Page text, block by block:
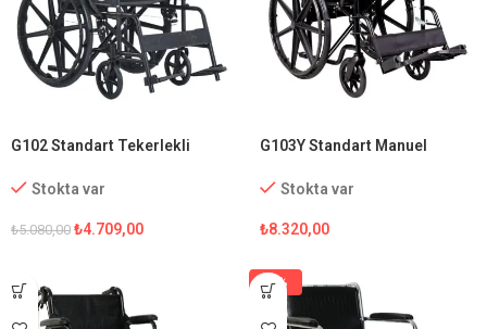
G102 Standart Tekerlekli
Stokta var
₺5.080,00 ₺4.709,00
G103Y Standart Manuel
Stokta var
₺8.320,00
-5%